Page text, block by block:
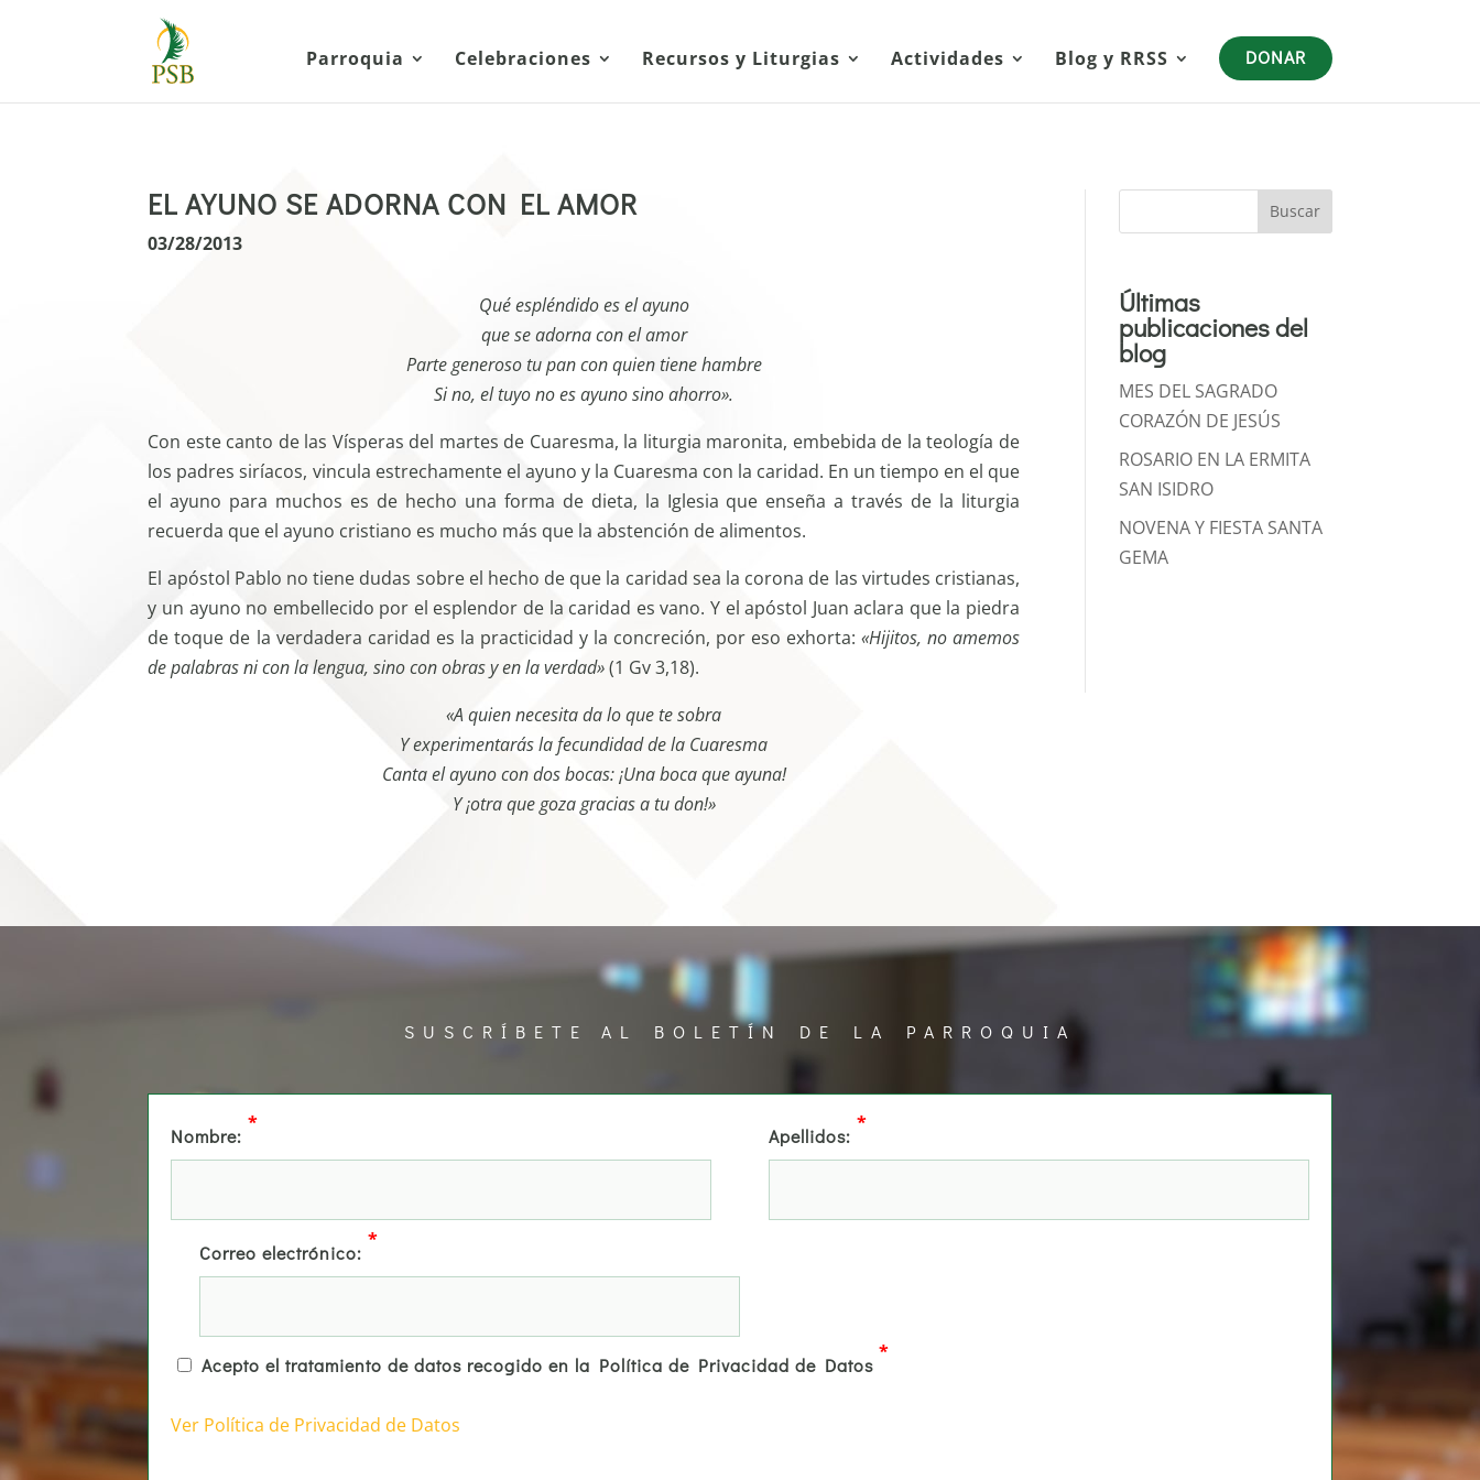
Parroquia Celebraciones Recursos y Liturgias Actividades Blog y RRSS DONAR
EL AYUNO SE ADORNA CON EL AMOR
03/28/2013
Qué espléndido es el ayuno
que se adorna con el amor
Parte generoso tu pan con quien tiene hambre
Si no, el tuyo no es ayuno sino ahorro».
Con este canto de las Vísperas del martes de Cuaresma, la liturgia maronita, embebida de la teología de
los padres siríacos, vincula estrechamente el ayuno y la Cuaresma con la caridad. En un tiempo en el que
el ayuno para muchos es de hecho una forma de dieta, la Iglesia que enseña a través de la liturgia
recuerda que el ayuno cristiano es mucho más que la abstención de alimentos.
El apóstol Pablo no tiene dudas sobre el hecho de que la caridad sea la corona de las virtudes cristianas,
y un ayuno no embellecido por el esplendor de la caridad es vano. Y el apóstol Juan aclara que la piedra
de toque de la verdadera caridad es la practicidad y la concreción, por eso exhorta: «Hijitos, no amemos
de palabras ni con la lengua, sino con obras y en la verdad»(1 Gv 3,18).
«A quien necesita da lo que te sobra
Y experimentarás la fecundidad de la Cuaresma
Canta el ayuno con dos bocas: ¡Una boca que ayuna!
Y ¡otra que goza gracias a tu don!»
Buscar
Últimas
publicaciones del
blog
MES DEL SAGRADO
CORAZÓN DE JESÚS
ROSARIO EN LA ERMITA
SAN ISIDRO
NOVENA Y FIESTA SANTA
GEMA
SUSCRÍBETE AL BOLETÍN DE LA PARROQUIA
Nombre:
*
Apellidos:
*
Correo electrónico:
*
Acepto el tratamiento de datos recogido en la Política de Privacidad de Datos
*
Ver Política de Privacidad de Datos